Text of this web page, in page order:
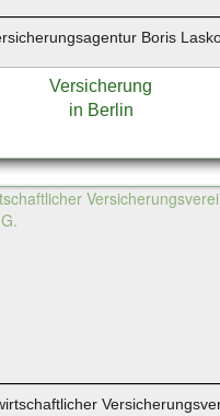
Boris
Versicherung
in Berlin